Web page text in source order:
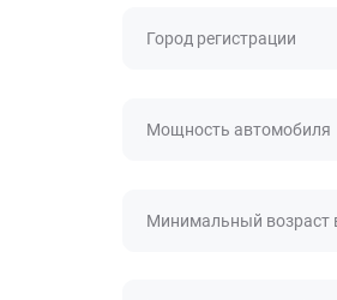
Город регистрации
Мощность автомобиля
Минимальный возраст